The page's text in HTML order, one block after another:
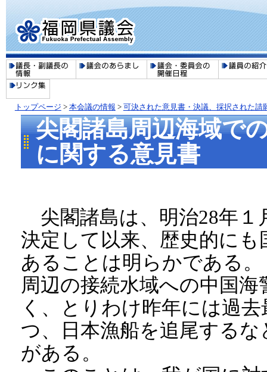
トップページ > 本会議の情報 > 可決された意見書・決議、採択された請
尖閣諸島周辺海域で
に関する意見書
尖閣諸島は、明治28年１
決定して以来、歴史的に
あることは明らかである
周辺の接続水域への中国
く、とりわけ昨年には過
つ、日本漁船を追尾する
がある。